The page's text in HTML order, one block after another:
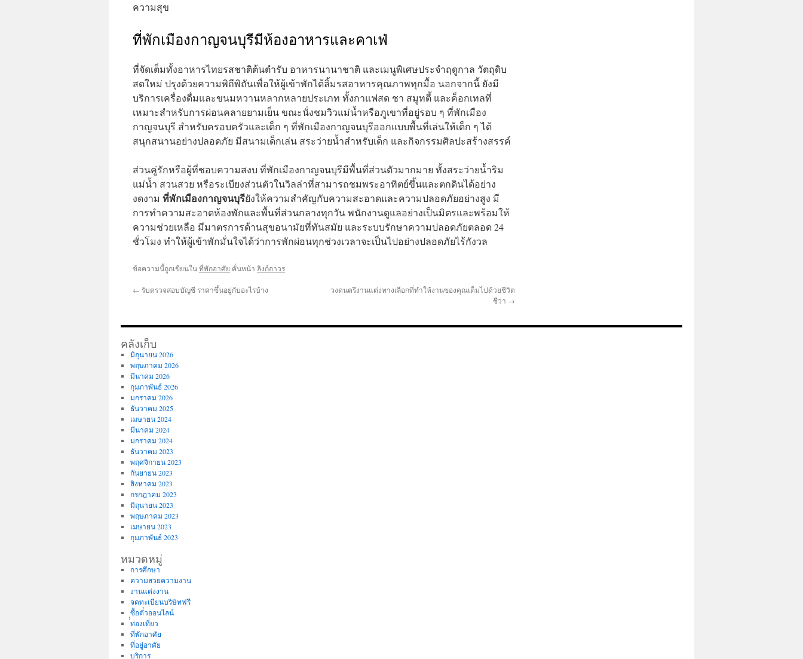
ความสุข
ที่พักเมืองกาญจนบุรีมีห้องอาหารและคาเฟ่
ที่จัดเต็มทั้งอาหารไทยรสชาติต้นตำรับ อาหารนานาชาติ และเมนูพิเศษประจำฤดูกาล วัตถุดิบ
สดใหม่ ปรุงด้วยความพิถีพิถันเพื่อให้ผู้เข้าพักได้ลิ้มรสอาหารคุณภาพทุกมื้อ นอกจากนี้ ยังมี
บริการเครื่องดื่มและขนมหวานหลากหลายประเภท ทั้งกาแฟสด ชา สมูทตี้ และค็อกเทลที่
เหมาะสำหรับการผ่อนคลายยามเย็น ขณะนั่งชมวิวแม่น้ำหรือภูเขาที่อยู่รอบ ๆ ที่พักเมือง
กาญจนบุรี สำหรับครอบครัวและเด็ก ๆ ที่พักเมืองกาญจนบุรีออกแบบพื้นที่เล่นให้เด็ก ๆ ได้
สนุกสนานอย่างปลอดภัย มีสนามเด็กเล่น สระว่ายน้ำสำหรับเด็ก และกิจกรรมศิลปะสร้างสรรค์
ส่วนคู่รักหรือผู้ที่ชอบความสงบ ที่พักเมืองกาญจนบุรีมีพื้นที่ส่วนตัวมากมาย ทั้งสระว่ายน้ำริม
แม่น้ำ สวนสวย หรือระเบียงส่วนตัวในวิลล่าที่สามารถชมพระอาทิตย์ขึ้นและตกดินได้อย่าง
งดงาม ที่พักเมืองกาญจนบุรียังให้ความสำคัญกับความสะอาดและความปลอดภัยอย่างสูง มี
การทำความสะอาดห้องพักและพื้นที่ส่วนกลางทุกวัน พนักงานดูแลอย่างเป็นมิตรและพร้อมให้
ความช่วยเหลือ มีมาตรการด้านสุขอนามัยที่ทันสมัย และระบบรักษาความปลอดภัยตลอด 24
ชั่วโมง ทำให้ผู้เข้าพักมั่นใจได้ว่าการพักผ่อนทุกช่วงเวลาจะเป็นไปอย่างปลอดภัยไร้กังวล
ข้อความนี้ถูกเขียนในที่พักอาศัย คั่นหน้า ลิงก์ถาวร
← รับตรวจสอบบัญชี ราคาขึ้นอยู่กับอะไรบ้าง
วงดนตรีงานแต่งทางเลือกที่ทำให้งานของคุณเต็มไปด้วยชีวิต
ชีวา →
คลังเก็บ
มิถุนายน 2026
พฤษภาคม 2026
มีนาคม 2026
กุมภาพันธ์ 2026
มกราคม 2026
ธันวาคม 2025
เมษายน 2024
มีนาคม 2024
มกราคม 2024
ธันวาคม 2023
พฤศจิกายน 2023
กันยายน 2023
สิงหาคม 2023
กรกฎาคม 2023
มิถุนายน 2023
พฤษภาคม 2023
เมษายน 2023
กุมภาพันธ์ 2023
หมวดหมู่
การศึกษา
ความสวยความงาน
งานแต่งงาน
จดทะเบียนบริษัทฟรี
ซื้อตั๋วออนไลน์
่่ท่องเที่ยว
ที่พักอาศัย
ที่อยู่อาศัย
บริการ